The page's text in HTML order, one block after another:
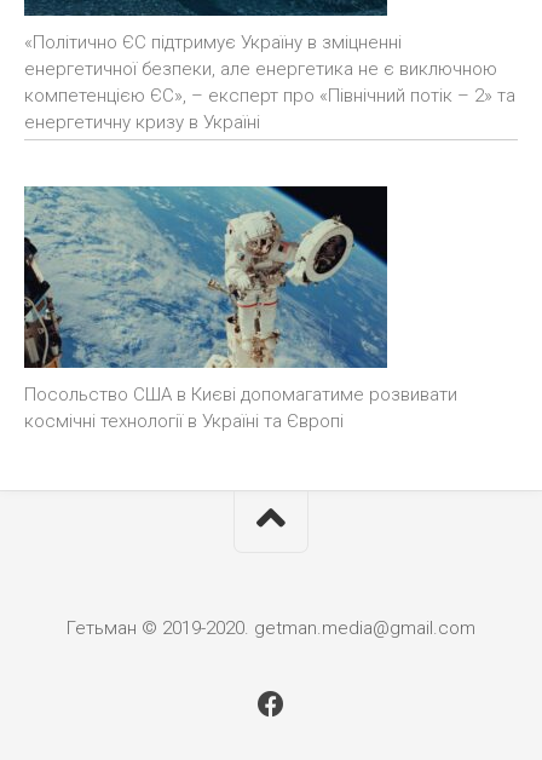
«Політично ЄС підтримує Україну в зміцненні
енергетичної безпеки, але енергетика не є виключною
компетенцією ЄС», – експерт про «Північний потік – 2» та
енергетичну кризу в Україні
Посольство США в Києві допомагатиме розвивати
космічні технології в Україні та Європі
Гетьман © 2019-2020. getman.media@gmail.com